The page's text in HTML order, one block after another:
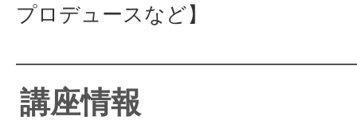
プロデュースなど】
講座情報